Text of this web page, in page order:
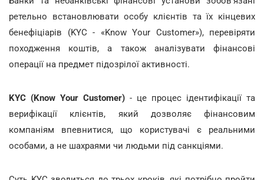
ретельно встановлювати особу клієнтів та їх кінцевих
бенефіціарів (KYC - «Know Your Customer»), перевіряти
походження коштів, а також аналізувати фінансові
операції на предмет підозрілої активності.
KYC (Know Your Customer) - це процес ідентифікації та
верифікації клієнтів, який дозволяє фінансовим
компаніям впевнитися, що користувачі є реальними
особами, а не шахраями чи людьми під санкціями.